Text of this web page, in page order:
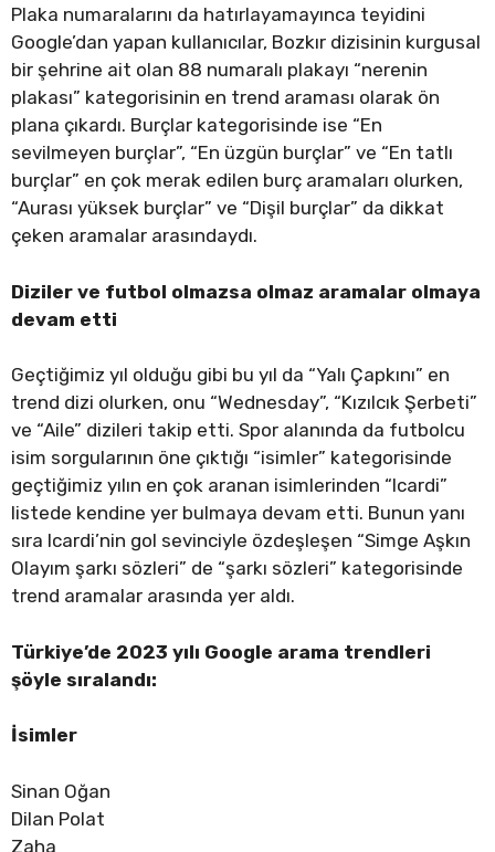
Plaka numaralarını da hatırlayamayınca teyidini
Google’dan yapan kullanıcılar, Bozkır dizisinin kurgusal
bir şehrine ait olan 88 numaralı plakayı “nerenin
plakası” kategorisinin en trend araması olarak ön
plana çıkardı. Burçlar kategorisinde ise “En
sevilmeyen burçlar”, “En üzgün burçlar” ve “En tatlı
burçlar” en çok merak edilen burç aramaları olurken,
“Aurası yüksek burçlar” ve “Dişil burçlar” da dikkat
çeken aramalar arasındaydı.
Diziler ve futbol olmazsa olmaz aramalar olmaya
devam etti
Geçtiğimiz yıl olduğu gibi bu yıl da “Yalı Çapkını” en
trend dizi olurken, onu “Wednesday”, “Kızılcık Şerbeti”
ve “Aile” dizileri takip etti. Spor alanında da futbolcu
isim sorgularının öne çıktığı “isimler” kategorisinde
geçtiğimiz yılın en çok aranan isimlerinden “Icardi”
listede kendine yer bulmaya devam etti. Bunun yanı
sıra Icardi’nin gol sevinciyle özdeşleşen “Simge Aşkın
Olayım şarkı sözleri” de “şarkı sözleri” kategorisinde
trend aramalar arasında yer aldı.
Türkiye’de 2023 yılı Google arama trendleri
şöyle sıralandı:
İsimler
Sinan Oğan
Dilan Polat
Zaha